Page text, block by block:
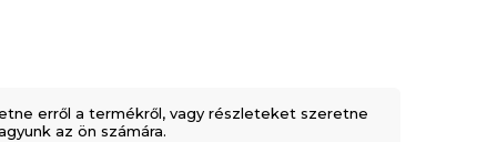
erről a termékről, vagy részleteket szeretne
az ön számára.